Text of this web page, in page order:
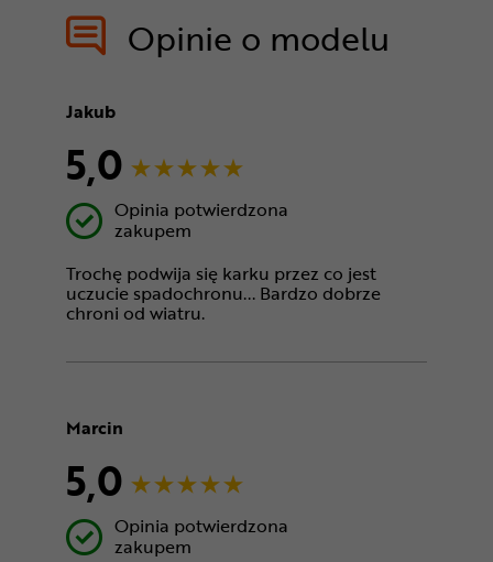
Opinie o modelu
Jakub
5,0
Opinia potwierdzona
zakupem
Trochę podwija się karku przez co jest
uczucie spadochronu... Bardzo dobrze
chroni od wiatru.
Marcin
5,0
Opinia potwierdzona
zakupem